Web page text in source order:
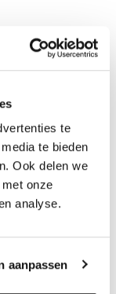
te
te bieden
Ook delen we
onze
analyse.
aanpassen
Clear Mat zeer
minuten laten
na met een
droogwrijven om
reinigen met